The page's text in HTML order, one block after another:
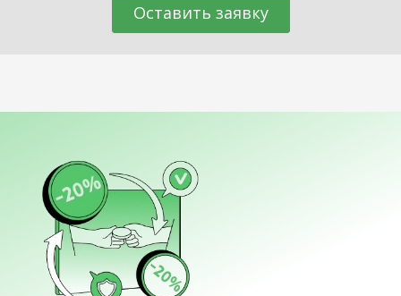
Оставить заявку